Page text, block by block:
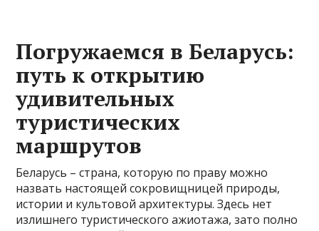
Погружаемся в Беларусь:
путь к открытию
удивительных
туристических
маршрутов
Беларусь – страна, которую по праву можно
назвать настоящей сокровищницей природы,
истории и культовой архитектуры. Здесь нет
излишнего туристического ажиотажа, зато полно